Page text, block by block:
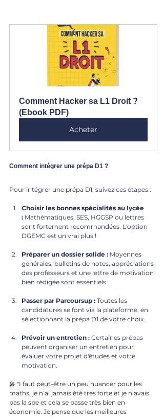
Comment Hacker sa L1 Droit ?
(Ebook PDF)
Acheter
Comment intégrer une prépa D1 ?
Pour intégrer une prépa D1, suivez ces étapes :
Choisir les bonnes spécialités au lycée
: Mathématiques, SES, HGGSP ou lettres
sont fortement recommandées. L'option
DGEMC est un vrai plus !
Préparer un dossier solide : Moyennes
générales, bulletins de notes, appréciations
des professeurs et une lettre de motivation
bien rédigée sont essentiels.
Passer par Parcoursup : Toutes les
candidatures se font via la plateforme, en
sélectionnant la prépa D1 de votre choix.
Prévoir un entretien : Certaines prépas
peuvent organiser un entretien pour
évaluer votre projet d'études et votre
motivation.
🎤 "I faut peut-être un peu nuancer pour les
maths, je n’ai jamais été très forte et je n’avais
pas la spe et cela se passe très bien en
économie. Je pense que les meilleures